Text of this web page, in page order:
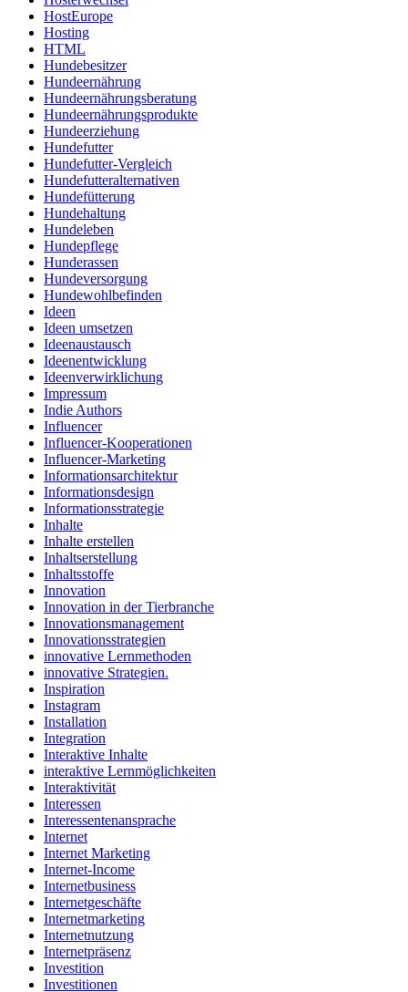
HostEurope
Hosting
HTML
Hundebesitzer
Hundeernährung
Hundeernährungsberatung
Hundeernährungsprodukte
Hundeerziehung
Hundefutter
Hundefutter-Vergleich
Hundefutteralternativen
Hundefütterung
Hundehaltung
Hundeleben
Hundepflege
Hunderassen
Hundeversorgung
Hundewohlbefinden
Ideen
Ideen umsetzen
Ideenaustausch
Ideenentwicklung
Ideenverwirklichung
Impressum
Indie Authors
Influencer
Influencer-Kooperationen
Influencer-Marketing
Informationsarchitektur
Informationsdesign
Informationsstrategie
Inhalte
Inhalte erstellen
Inhaltserstellung
Inhaltsstoffe
Innovation
Innovation in der Tierbranche
Innovationsmanagement
Innovationsstrategien
innovative Lernmethoden
innovative Strategien.
Inspiration
Instagram
Installation
Integration
Interaktive Inhalte
interaktive Lernmöglichkeiten
Interaktivität
Interessen
Interessentenansprache
Internet
Internet Marketing
Internet-Income
Internetbusiness
Internetgeschäfte
Internetmarketing
Internetnutzung
Internetpräsenz
Investition
Investitionen